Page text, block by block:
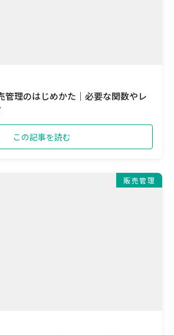
管理のはじめかた｜必要な関数やレ
この記事を読む
販売管理